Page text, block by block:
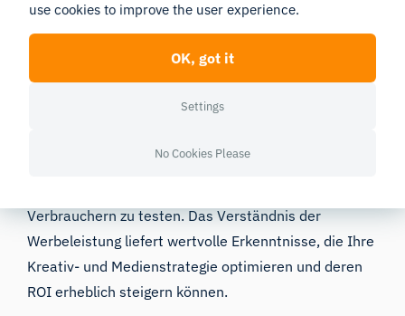
Generative KI ist da, und sie ist nicht mehr
wegzudenken. Die Herausforderung besteht darin,
diese Technologien so zu erlernen und einzusetzen,
dass sie bestehende Prozesse verbessern, ohne
dabei die kreative Unbefangenheit zu verlieren.
Verbrauchern zu testen. Das Verständnis der
Werbeleistung liefert wertvolle Erkenntnisse, die Ihre
Kreativ- und Medienstrategie optimieren und deren
ROI erheblich steigern können.
use cookies to improve the user experience.
OK, got it
Settings
No Cookies Please